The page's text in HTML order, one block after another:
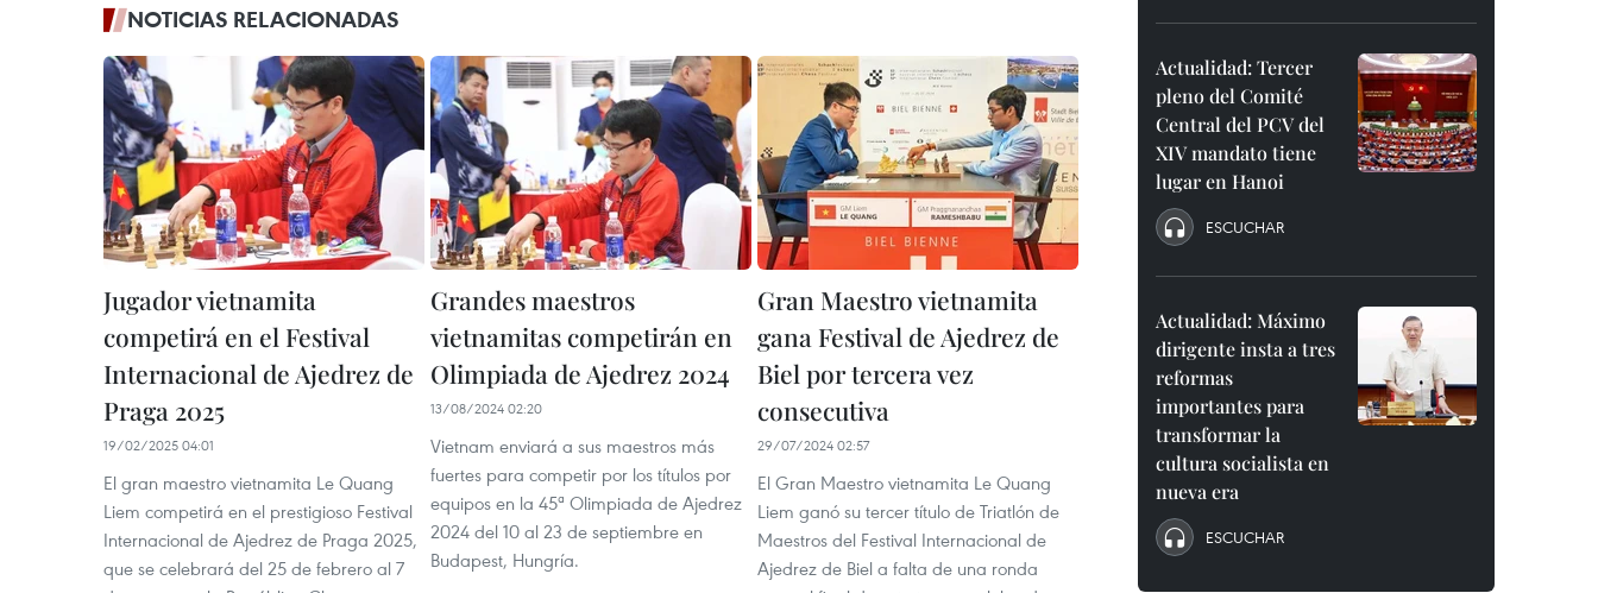
NOTICIAS RELACIONADAS
Jugador vietnamita
competirá en el Festival
Internacional de Ajedrez de
Praga 2025
19/02/2025 04:01
El gran maestro vietnamita Le Quang
Liem competirá en el prestigioso Festival
Internacional de Ajedrez de Praga 2025,
que se celebrará del 25 de febrero al 7
Grandes maestros
vietnamitas competirán en
Olimpiada de Ajedrez 2024
13/08/2024 02:20
Vietnam enviará a sus maestros más
fuertes para competir por los títulos por
equipos en la 45ª Olimpiada de Ajedrez
2024 del 10 al 23 de septiembre en
Budapest, Hungría.
Gran Maestro vietnamita
gana Festival de Ajedrez de
Biel por tercera vez
consecutiva
29/07/2024 02:57
El Gran Maestro vietnamita Le Quang
Liem ganó su tercer título de Triatlón de
Maestros del Festival Internacional de
Ajedrez de Biel a falta de una ronda
Actualidad: Tercer
pleno del Comité
Central del PCV del
XIV mandato tiene
lugar en Hanoi
ESCUCHAR
Actualidad: Máximo
dirigente insta a tres
reformas
importantes para
transformar la
cultura socialista en
nueva era
ESCUCHAR